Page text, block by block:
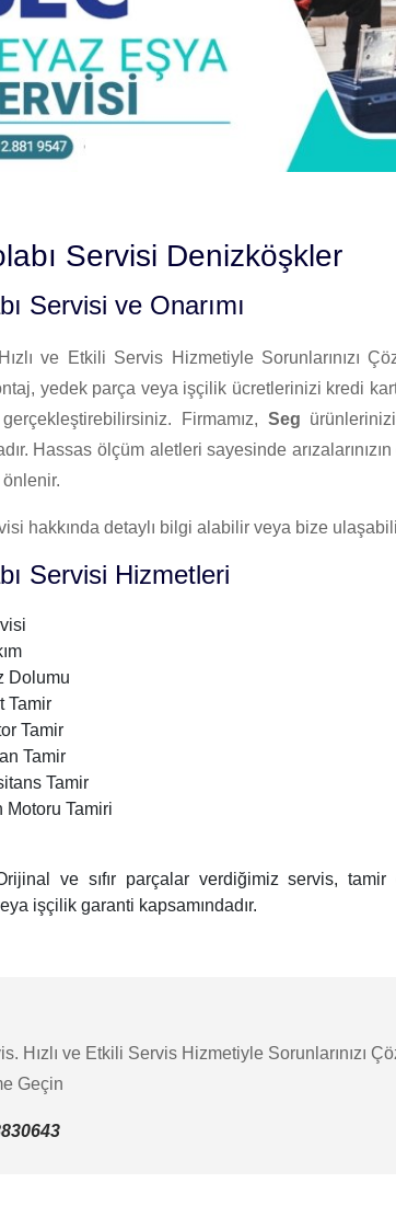
Servisi Denizköşkler
Servisi ve Onarımı
ve Etkili Servis Hizmetiyle Sorunlarınızı
yedek parça veya işçilik ücretlerinizi kredi
Firmamız, Seg
Hassas ölçüm aletleri sayesinde
hakkında detaylı bilgi alabilir veya bize
Servisi Hizmetleri
Dolumu
Tamir
Tamir
Tamir
Tamir
Motoru Tamiri
ve sıfır parçalar verdiğimiz servis,
işçilik garanti kapsamındadır.
Hızlı ve Etkili Servis Hizmetiyle Sorunlarınızı
Geçin